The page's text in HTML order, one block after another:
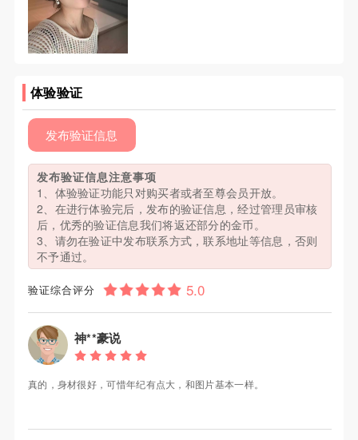
体验验证
发布验证信息
发布验证信息注意事项
1、体验验证功能只对购买者或者至尊会员开放。
2、在进行体验完后，发布的验证信息，经过管理员审核
后，优秀的验证信息我们将返还部分的金币。
3、请勿在验证中发布联系方式，联系地址等信息，否则
不予通过。
验证综合评分
神**豪说
真的，身材很好，可惜年纪有点大，和图片基本一样。